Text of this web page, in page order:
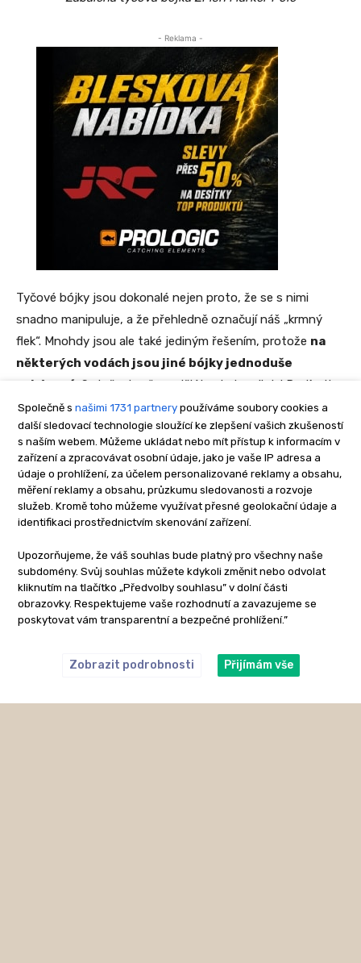
Společně s našimi 1731 partnery používáme soubory cookies a
další sledovací technologie sloužící ke zlepšení vašich zkušeností
s naším webem. Můžeme ukládat nebo mít přístup k informacím v
zařízení a zpracovávat osobní údaje, jako je vaše IP adresa a
údaje o prohlížení, za účelem personalizované reklamy a obsahu,
měření reklamy a obsahu, průzkumu sledovanosti a rozvoje
služeb. Kromě toho můžeme využívat přesné geolokační údaje a
identifikaci prostřednictvím skenování zařízení.
Upozorňujeme, že váš souhlas bude platný pro všechny naše
subdomény. Svůj souhlas můžete kdykoli změnit nebo odvolat
kliknutím na tlačítko „Předvolby souhlasu” v dolní části
obrazovky. Respektujeme vaše rozhodnutí a zavazujeme se
poskytovat vám transparentní a bezpečné prohlížení.”
Zobrazit podrobnosti Přijímám vše